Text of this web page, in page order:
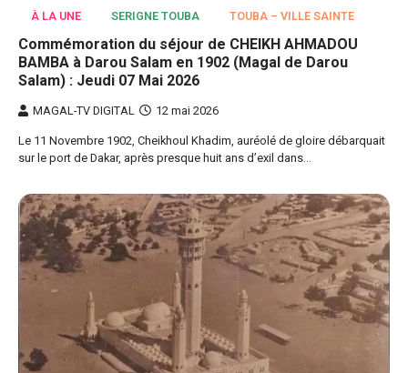
À LA UNE SERIGNE TOUBA TOUBA – VILLE SAINTE
Commémoration du séjour de CHEIKH AHMADOU
BAMBA à Darou Salam en 1902 (Magal de Darou
Salam) : Jeudi 07 Mai 2026
MAGAL-TV DIGITAL 12 mai 2026
Le 11 Novembre 1902, Cheikhoul Khadim, auréolé de gloire débarquait
sur le port de Dakar, après presque huit ans d’exil dans…